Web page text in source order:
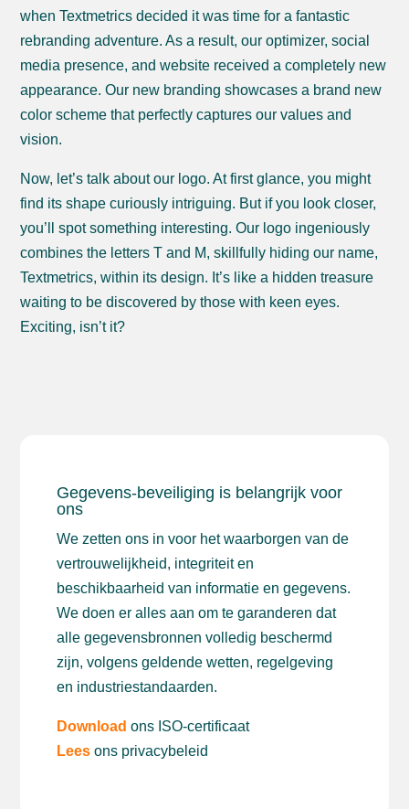
when Textmetrics decided it was time for a fantastic
rebranding adventure. As a result, our optimizer, social
media presence, and website received a completely new
appearance. Our new branding showcases a brand new
color scheme that perfectly captures our values and
vision.
Now, let’s talk about our logo. At first glance, you might
find its shape curiously intriguing. But if you look closer,
you’ll spot something interesting. Our logo ingeniously
combines the letters T and M, skillfully hiding our name,
Textmetrics, within its design. It’s like a hidden treasure
waiting to be discovered by those with keen eyes.
Exciting, isn’t it?
Gegevens-beveiliging is belangrijk voor
ons
We zetten ons in voor het waarborgen van de
vertrouwelijkheid, integriteit en
beschikbaarheid van informatie en gegevens.
We doen er alles aan om te garanderen dat
alle gegevensbronnen volledig beschermd
zijn, volgens geldende wetten, regelgeving
en industriestandaarden.
Download ons ISO-certificaat
Lees ons privacybeleid